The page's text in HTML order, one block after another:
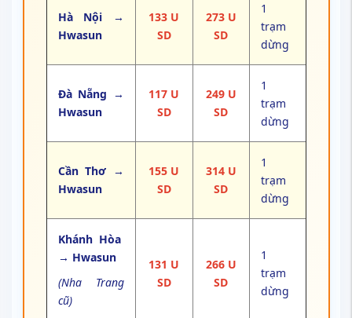
Hà Nội →
Hwasun
133 U
SD
273 U
SD
1
trạm
dừng
Đà Nẵng →
Hwasun
117 U
SD
249 U
SD
1
trạm
dừng
Cần Thơ →
Hwasun
155 U
SD
314 U
SD
1
trạm
dừng
Khánh Hòa
→ Hwasun
(Nha Trang
cũ)
131 U
SD
266 U
SD
1
trạm
dừng